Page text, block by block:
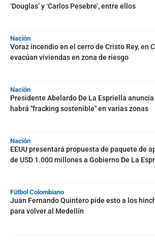
‘Douglas’ y ‘Carlos Pesebre’, entre ellos
Nación
Voraz incendio en el cerro de Cristo Rey, en
evacúan viviendas en zona de riesgo
Nación
Presidente Abelardo De La Espriella anuncia
habrá "fracking sostenible" en varias zonas
Nación
EEUU presentará propuesta de paquete de
de USD 1.000 millones a Gobierno De La
Fútbol Colombiano
Juan Fernando Quintero pide esto a los
para volver al Medellín